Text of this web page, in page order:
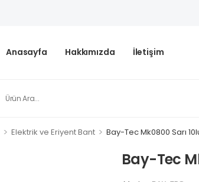
Anasayfa Hakkımızda İletişim
> Elektrik ve Eriyent Bant > Bay-Tec Mk0800 Sarı
Bay-Tec